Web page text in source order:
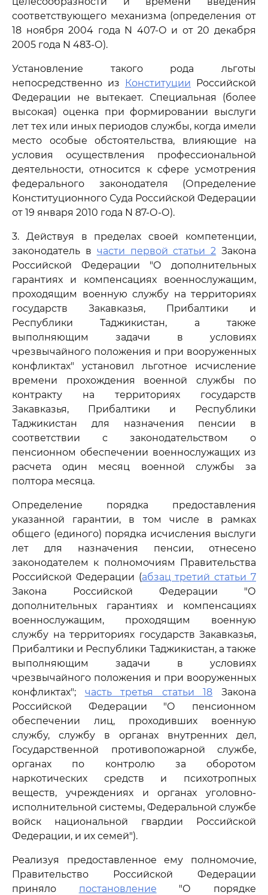
соответствующего механизма (определения от
18 ноября 2004 года N 407-О и от 20 декабря
2005 года N 483-О).
Установление такого рода льготы
непосредственно из
Конституции Российской
Федерации не вытекает. Специальная (более
высокая) оценка при формировании выслуги
лет тех или иных периодов службы, когда имели
место особые обстоятельства, влияющие на
условия осуществления профессиональной
деятельности, относится к сфере усмотрения
федерального законодателя (Определение
Конституционного Суда Российской Федерации
от 19 января 2010 года N 87-О-О).
3. Действуя в пределах своей компетенции,
законодатель в части первой статьи 2 Закона
Российской Федерации "О дополнительных
гарантиях и компенсациях военнослужащим,
проходящим военную службу на территориях
государств Закавказья, Прибалтики и
Республики Таджикистан, а также
выполняющим задачи в условиях
чрезвычайного положения и при вооруженных
конфликтах" установил льготное исчисление
времени прохождения военной службы по
контракту на территориях государств
Закавказья, Прибалтики и Республики
Таджикистан для назначения пенсии в
соответствии с законодательством о
пенсионном обеспечении военнослужащих из
расчета один месяц военной службы за
полтора месяца.
Определение порядка предоставления
указанной гарантии, в том числе в рамках
общего (единого) порядка исчисления выслуги
лет для назначения пенсии, отнесено
законодателем к полномочиям Правительства
Российской Федерации (абзац третий статьи 7
Закона Российской Федерации "О
дополнительных гарантиях и компенсациях
военнослужащим, проходящим военную
службу на территориях государств Закавказья,
Прибалтики и Республики Таджикистан, а также
выполняющим задачи в условиях
чрезвычайного положения и при вооруженных
конфликтах"; часть третья статьи 18 Закона
Российской Федерации "О пенсионном
обеспечении лиц, проходивших военную
службу, службу в органах внутренних дел,
Государственной противопожарной службе,
органах по контролю за оборотом
наркотических средств и психотропных
веществ, учреждениях и органах уголовно-
исполнительной системы, Федеральной службе
войск национальной гвардии Российской
Федерации, и их семей").
Реализуя предоставленное ему полномочие,
Правительство Российской Федерации
приняло постановление "О порядке